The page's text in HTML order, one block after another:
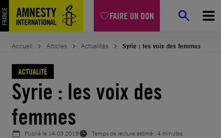
FAIRE UN DON
Aller
au
contenu
Accueil Articles Actualités Syrie : les voix des femmes
ACTUALITÉ
Syrie : les voix des
femmes
Publié le 14.03.2019
Temps de lecture estimé : 4 minutes